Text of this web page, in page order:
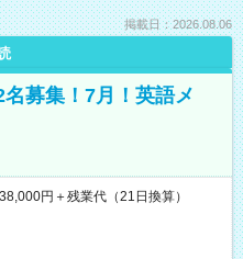
掲載日：2026.08.06
募集！7月！英語メ
円＋残業代（21日換算）